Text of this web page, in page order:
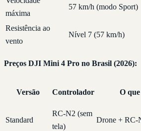
máxima
57 km/h (modo Sport)
Resistência ao
vento
Nível 7 (57 km/h)
Preços DJI Mini 4 Pro no Brasil (2026):
Versão Controlador O
Standard
RC-N2 (sem
tela)
Drone + RC-